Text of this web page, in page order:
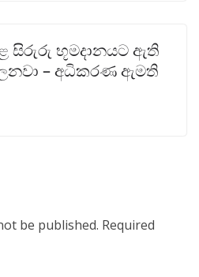
සිරුරු භූමදානයට ඇති
– අධිකරණ ඇමති
be published. Required